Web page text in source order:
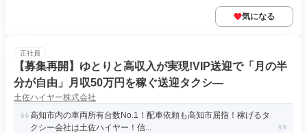
気になる
正社員
【募集再開】ゆとりと高収入が実現!VIP送迎で「月の半
分が自由」月収50万円を稼ぐ送迎タクシ―
土佐ハイヤー株式会社
高知市内の車両所有台数No.1！配車依頼も高知市屈指！稼げるタ
クシー会社は土佐ハイヤー！信...